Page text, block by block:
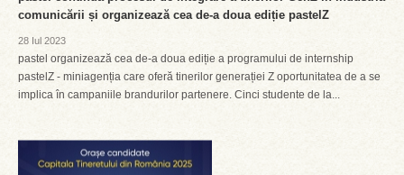
comunicării și organizează cea de-a doua ediție pastelZ
28 Iul 2023
pastel organizează cea de-a doua ediție a programului de internship
pastelZ - miniagenția care oferă tinerilor generației Z oportunitatea de a se
implica în campaniile brandurilor partenere. Cinci studente de la...